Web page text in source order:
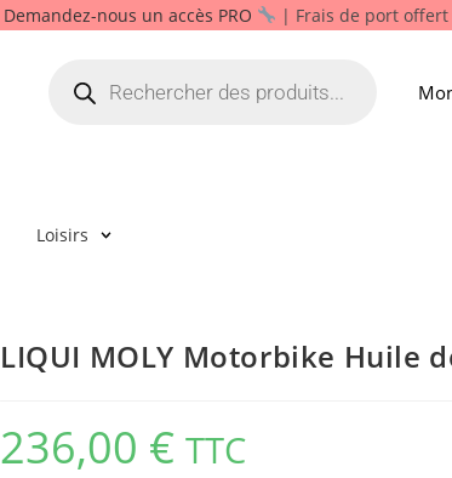
Demandez-nous un accès PRO | Frais de port
Loisirs
LIQUI MOLY Motorbike Huile
236,00 € TTC